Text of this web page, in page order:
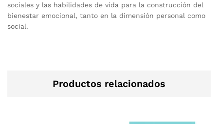
sociales y las habilidades de vida para la construcción del
bienestar emocional, tanto en la dimensión personal como
social.
Productos relacionados